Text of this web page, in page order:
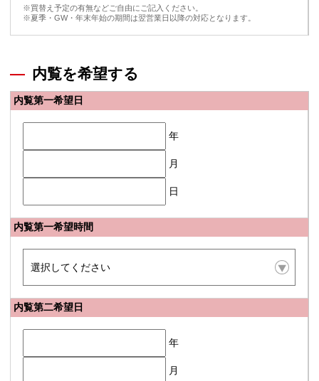
※買替え予定の有無などご自由にご記入ください。
※夏季・GW・年末年始の期間は翌営業日以降の対応となります。
内覧を希望する
内覧第一希望日
年
月
日
内覧第一希望時間
内覧第二希望日
年
月